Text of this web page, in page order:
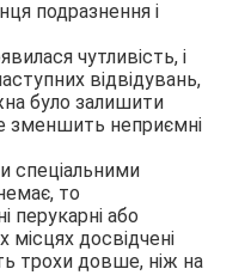
подразнення і
чутливість, і
відвідувань,
було залишити
неприємні
спеціальними
то
перукарні або
місцях досвідчені
трохи довше, ніж на